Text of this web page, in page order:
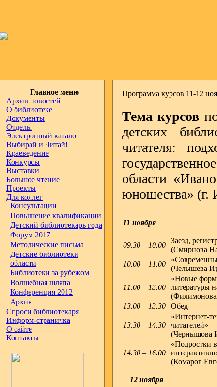
Главное меню
Архив новостей
О библиотеке
Документы
Отделы
Электронный каталог
Выбирай и Читай!
Краеведение
Конкурсы
Выставки
Большое чтение
Проекты
Для коллег
Консультации
Повышение квалификации
Детский библиотекарь года
Форум 2017
Методические письма
Детские библиотеки
области
Библиотеки за рубежом
Волшебная шляпа
Конференция 2012
Архив
Спроси библиотекаря
Информ-страничка
О сайте
Контакты
Программа курсов 11-12
Тема курсов
детских
читателя:
области
юношества» (г.
11 ноября
09.30 – 10.00
Заезд,
(Смирнова
10.00 – 11.00
(Челышева
11.00 – 13.00
«Новые
литературы
(Филимонова
13.00 – 13.30
Обед
13.30 – 14.30
«Интернет-
читателей»
(Чернышова
14.30 – 16.00
«Подростки
(Комаров
12 ноября